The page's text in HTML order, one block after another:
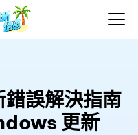
誤解決指南
更新